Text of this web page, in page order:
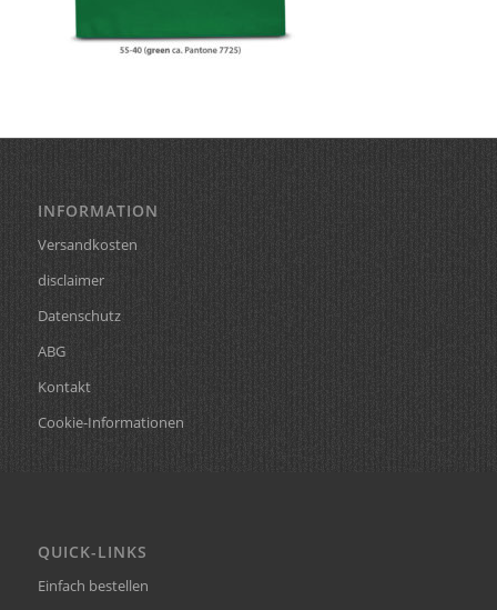
INFORMATION
Versandkosten
disclaimer
Datenschutz
ABG
Kontakt
Cookie-Informationen
QUICK-LINKS
Einfach bestellen